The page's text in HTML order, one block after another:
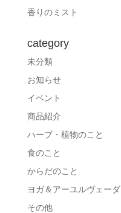
香りのミスト
category
未分類
お知らせ
イベント
商品紹介
ハーブ・植物のこと
食のこと
からだのこと
ヨガ＆アーユルヴェーダ
その他